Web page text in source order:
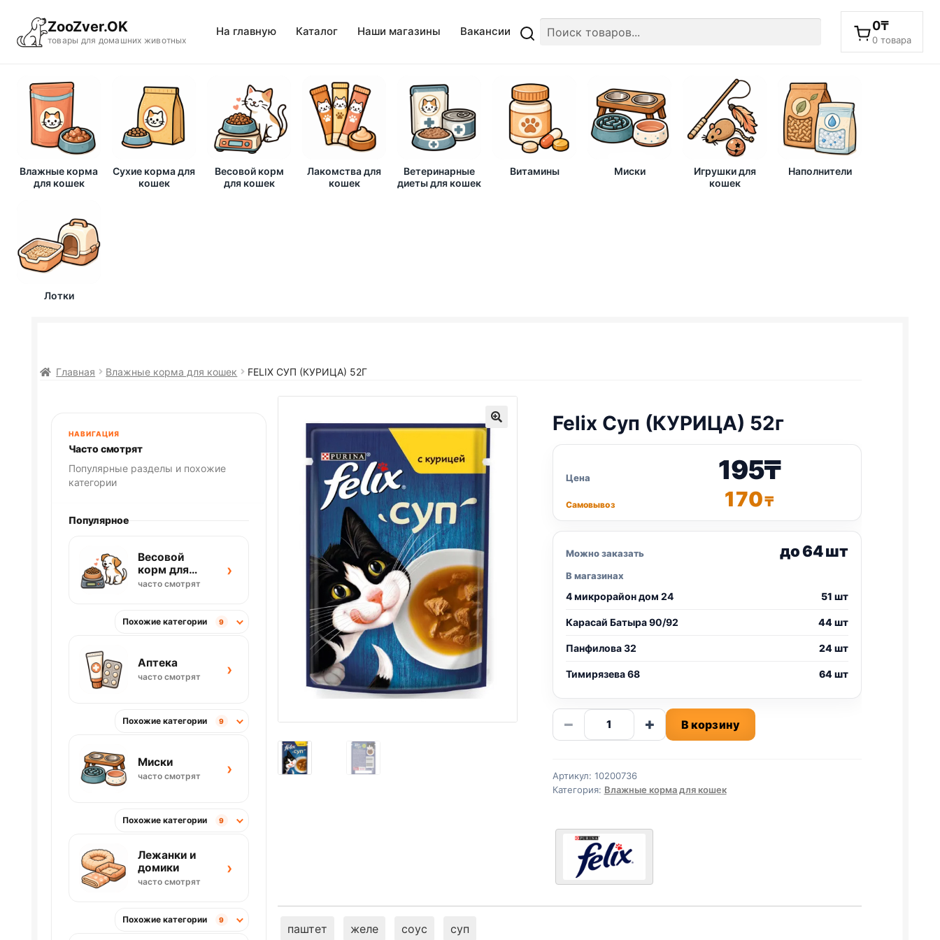
ZooZver.OK
товары для домашних животных
На главную Каталог Наши магазины Вакансии 0₸
0 товара
Влажные корма
для кошек
Сухие корма для
кошек
Весовой корм
для кошек
Лакомства для
кошек
Ветеринарные
диеты для кошек
Витамины Миски
Игрушки для
кошек
Наполнители
Лотки
Главная Влажные корма для кошек FELIXСУП (КУРИЦА) 52Г
Felix Суп (КУРИЦА) 52г
Цена 195₸
Самовывоз 170₸
Можно заказать до 64 шт
В магазинах
4 микрорайон дом 24 51 шт
Карасай Батыра 90/92 44 шт
Панфилова 32 24 шт
Тимирязева 68 64 шт
−
Количество
товара
(КУРИЦА)
+ В корзину
Артикул: 10200736
Категория: Влажные корма для кошек
паштет желе соус суп
НАВИГАЦИЯ
Часто смотрят
Популярные разделы и похожие
категории
Популярное
Весовой
корм для
собак
часто смотрят
›
Похожие категории 9
Аптека
часто смотрят ›
Похожие категории 9
Миски
часто смотрят ›
Похожие категории 9
Лежанки и
домики
часто смотрят
›
Похожие категории 9